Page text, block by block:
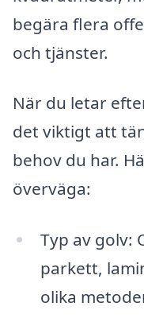
begära flera
och tjänster.
När du letar
det viktigt att
behov du har.
överväga:
Typ av golv:
parkett,
olika